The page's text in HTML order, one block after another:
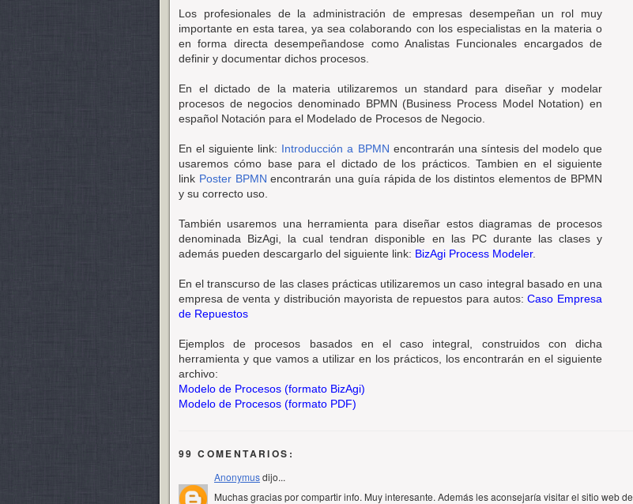
Los profesionales de la administración de empresas desempeñan un rol muy
importante en esta tarea, ya sea colaborando con los especialistas en la materia o
en forma directa desempeñandose como Analistas Funcionales encargados de
definir y documentar dichos procesos.
En el dictado de la materia utilizaremos un standard para diseñar y modelar
procesos de negocios denominado BPMN (Business Process Model Notation) en
español Notación para el Modelado de Procesos de Negocio.
En el siguiente link: Introducción a BPMN encontrarán una síntesis del modelo que
usaremos cómo base para el dictado de los prácticos. Tambien en el siguiente
link Poster BPMN encontrarán una guía rápida de los distintos elementos de BPMN
y su correcto uso.
También usaremos una herramienta para diseñar estos diagramas de procesos
denominada BizAgi, la cual tendran disponible en las PC durante las clases y
además pueden descargarlo del siguiente link: BizAgi Process Modeler.
En el transcurso de las clases prácticas utilizaremos un caso integral basado en una
empresa de venta y distribución mayorista de repuestos para autos:Caso Empresa
de Repuestos
Ejemplos de procesos basados en el caso integral, construidos con dicha
herramienta y que vamos a utilizar en los prácticos, los encontrarán en el siguiente
archivo:
Modelo de Procesos (formato BizAgi)
Modelo de Procesos (formato PDF)
99 COMENTARIOS:
Anonymusdijo...
Muchas gracias por compartir info. Muy interesante. Además les aconsejaría visitar el sitio web de